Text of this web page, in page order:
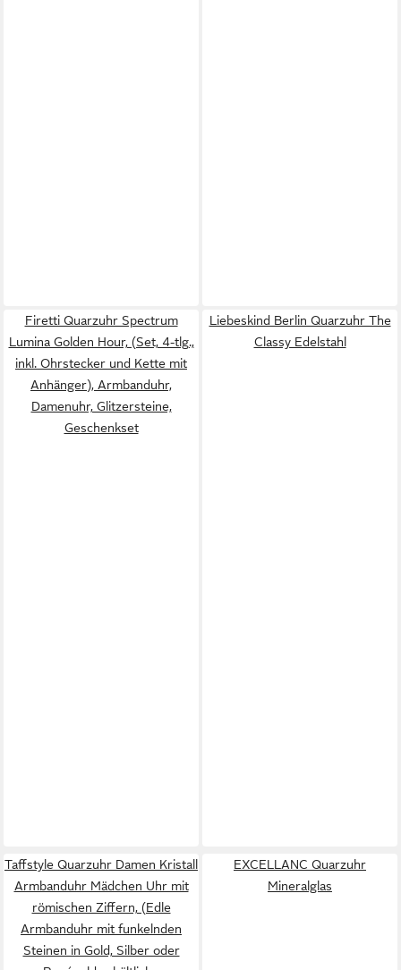
Firetti Quarzuhr Spectrum
Lumina Golden Hour, (Set, 4-tlg.,
inkl. Ohrstecker und Kette mit
Anhänger), Armbanduhr,
Damenuhr, Glitzersteine,
Geschenkset
Liebeskind Berlin Quarzuhr The
Classy Edelstahl
Taffstyle Quarzuhr Damen Kristall
Armbanduhr Mädchen Uhr mit
römischen Ziffern, (Edle
Armbanduhr mit funkelnden
Steinen in Gold, Silber oder
EXCELLANC Quarzuhr
Mineralglas